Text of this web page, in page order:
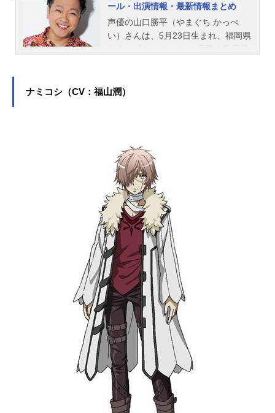
ール・出演情報・最新情報まとめ
声優の山口勝平（やまぐち かっぺ
い）さんは、5月23日生まれ、福岡県
を多く演じています。こちらでは、
ナミコシ（CV：福山潤）